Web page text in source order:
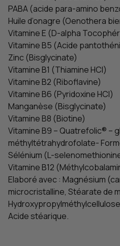
PABA (acide para-amino
Huile d’onagre (Oenothera
Vitamine E (D-alpha
Vitamine B5 (Acide
Zinc (Bisglycinate)
Vitamine B1 (Thiamine HCl)
Vitamine B2 (Riboflavine)
Vitamine B6 (Pyridoxine HCl)
Manganèse (Bisglycinate)
Vitamine B8 (Biotine)
Vitamine B9 – Quatrefolic® –
méthyltétrahydrofolate-
Sélénium (L-
Vitamine B12
Elaboré avec : Magnésium
microcristalline, Stéarate de
Acide stéarique.